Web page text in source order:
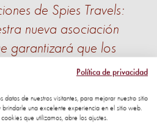
de Spies Travels:
nueva asociación
garantizará que los
de los animales de
mientras
de nuestros
lo vemos como
Política de privacidad
datos de nuestros visitantes, para mejorar nuestro sitio
una excelente experiencia en el sitio web.
que utilizamos, abre los ajustes.